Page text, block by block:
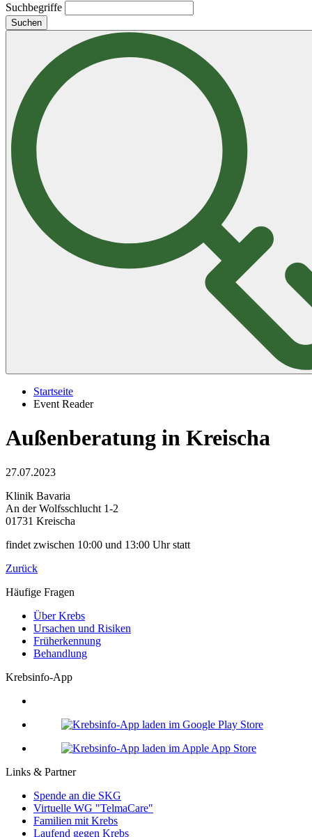
Suchbegriffe
Suchen
Startseite
Event Reader
Außenberatung in Kreischa
27.07.2023
Klinik Bavaria
An der Wolfsschlucht 1-2
01731 Kreischa
findet zwischen 10:00 und 13:00 Uhr statt
Zurück
Häufige Fragen
Über Krebs
Ursachen und Risiken
Früherkennung
Behandlung
Krebsinfo-App
Links & Partner
Spende an die SKG
Virtuelle WG "TelmaCare"
Familien mit Krebs
Laufend gegen Krebs